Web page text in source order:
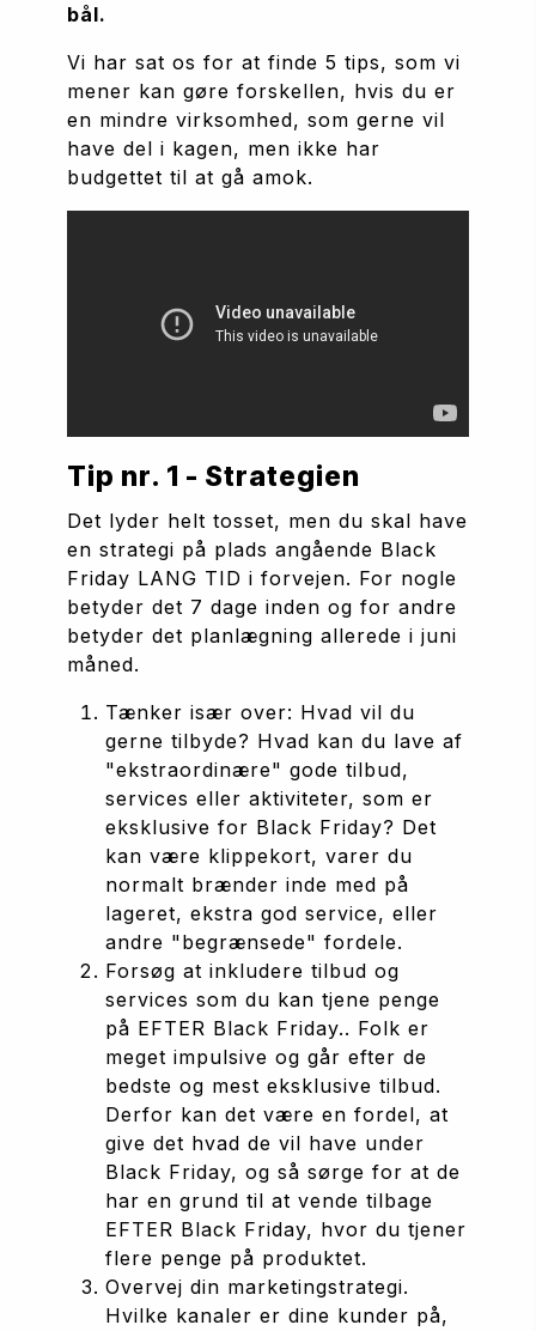
bål.
Vi har sat os for at finde 5 tips, som vi
mener kan gøre forskellen, hvis du er
en mindre virksomhed, som gerne vil
have del i kagen, men ikke har
budgettet til at gå amok.
Tip nr. 1 - Strategien
Det lyder helt tosset, men du skal have
en strategi på plads angående Black
Friday LANG TID i forvejen. For nogle
betyder det 7 dage inden og for andre
betyder det planlægning allerede i juni
måned.
Tænker især over: Hvad vil du
gerne tilbyde? Hvad kan du lave af
"ekstraordinære" gode tilbud,
services eller aktiviteter, som er
eksklusive for Black Friday? Det
kan være klippekort, varer du
normalt brænder inde med på
lageret, ekstra god service, eller
andre "begrænsede" fordele.
Forsøg at inkludere tilbud og
services som du kan tjene penge
på EFTER Black Friday.. Folk er
meget impulsive og går efter de
bedste og mest eksklusive tilbud.
Derfor kan det være en fordel, at
give det hvad de vil have under
Black Friday, og så sørge for at de
har en grund til at vende tilbage
EFTER Black Friday, hvor du tjener
flere penge på produktet.
Overvej din marketingstrategi.
Hvilke kanaler er dine kunder på,